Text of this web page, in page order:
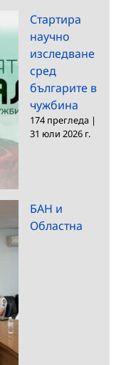
Стартира
научно
изследване
сред
българите в
чужбина
174 прегледа |
31 юли 2026 г.
БАН и
Областна